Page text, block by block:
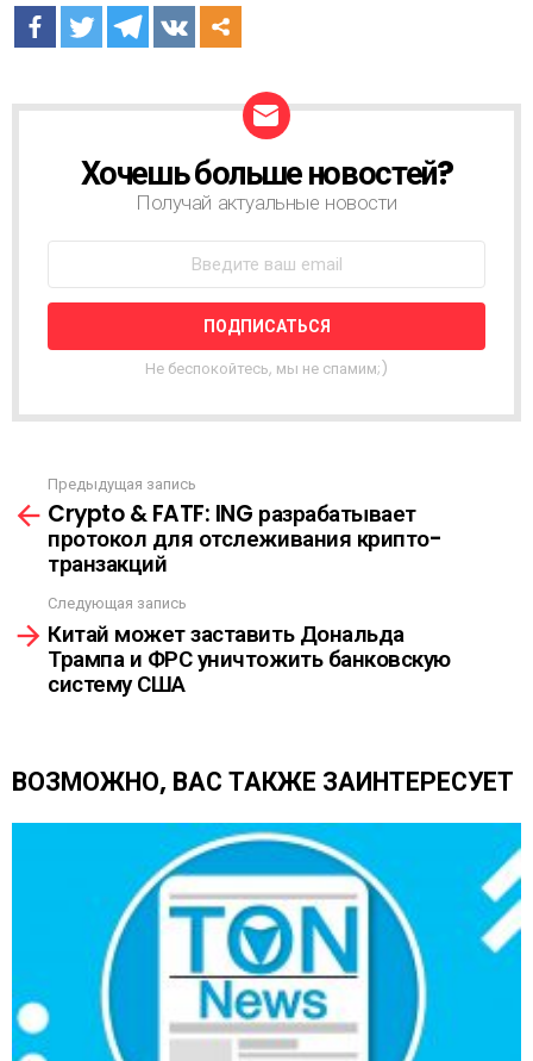
О
Т
Н
Я
С
Ы
Л
К
А
Хочешь больше новостей?
Получай актуальные новости
Не беспокойтесь, мы не спамим;)
м
т
Предыдущая запись
Crypto & FATF: ING разрабатывает
протокол для отслеживания крипто-
транзакций
Следующая запись
Китай может заставить Дональда
Трампа и ФРС уничтожить банковскую
систему США
ВОЗМОЖНО, ВАС ТАКЖЕ ЗАИНТЕРЕСУЕТ